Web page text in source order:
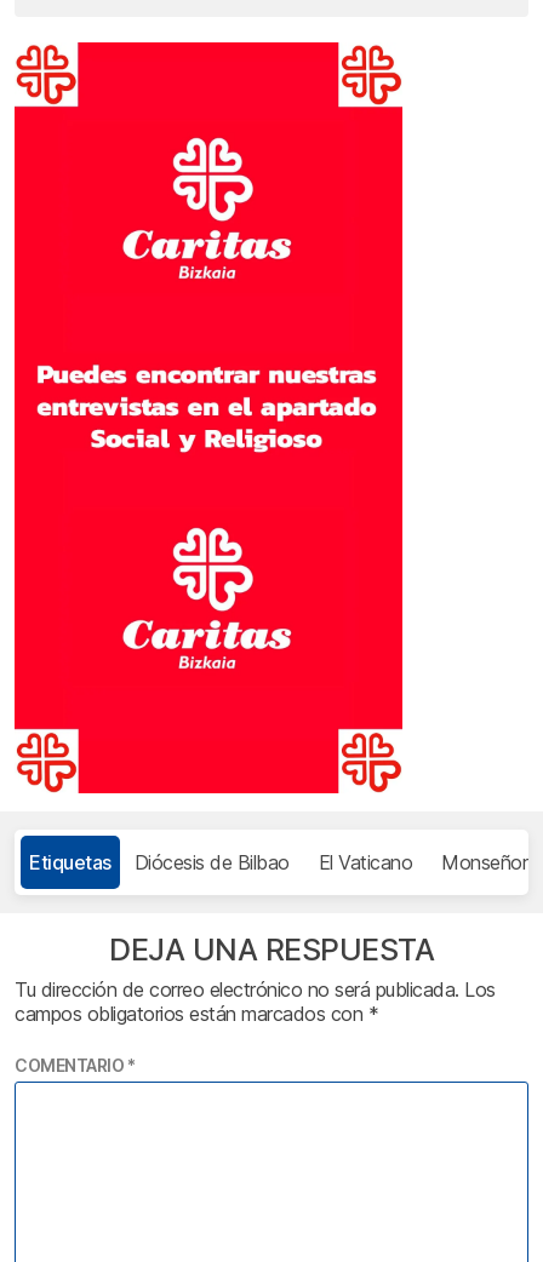
Etiquetas Diócesis de Bilbao El Vaticano Monseñor
DEJA UNA RESPUESTA
Tu dirección de correo electrónico no será publicada. Los
campos obligatorios están marcados con *
COMENTARIO *